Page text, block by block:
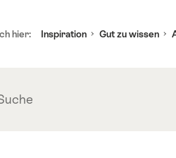
hier: Inspiration Gut zu wissen